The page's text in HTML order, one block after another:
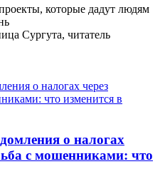
которые дадут людям
Сургута, читатель
о налогах
с мошенниками: что